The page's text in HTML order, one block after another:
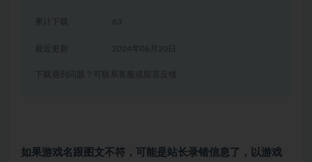
累计下载 63
2024年06月20日
下载遇到问题？可联系客服或留言反馈
如果游戏名跟图文不符，可能是站长录错信息了，以游戏